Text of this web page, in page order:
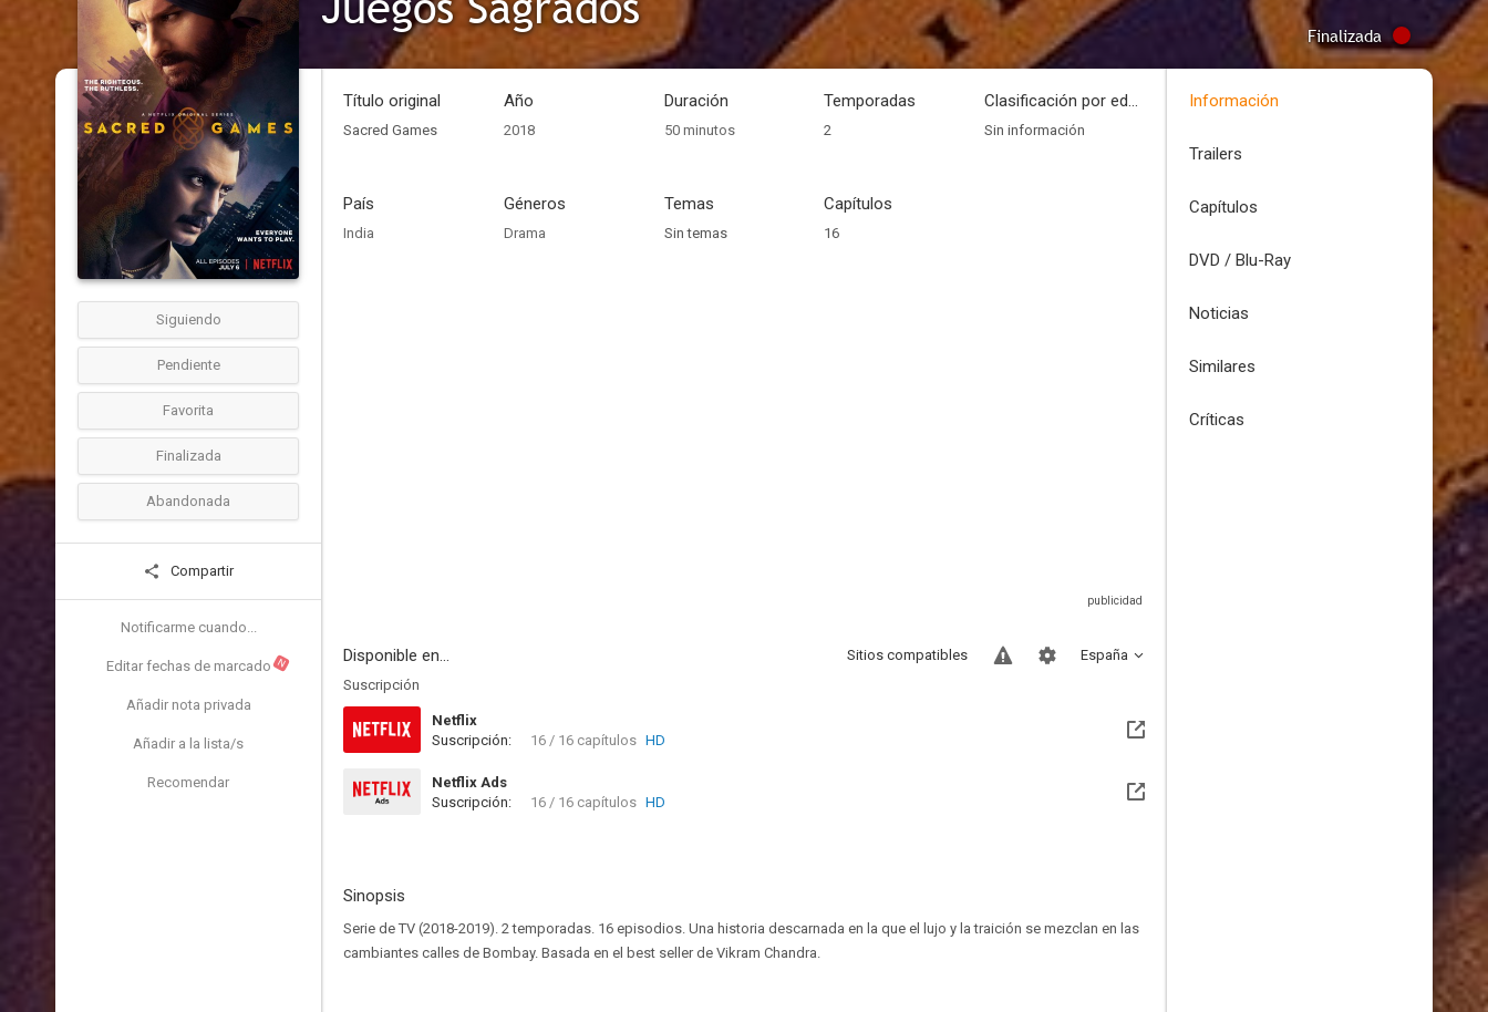
Finalizada
Siguiendo
Pendiente
Favorita
Finalizada
Abandonada
Compartir
Notificarme cuando...
Editar fechas de marcado N
Añadir nota privada
Añadir a la lista/s
Recomendar
Título original
Sacred Games
Año
2018
Duración
50 minutos
Temporadas
2
Clasificación por edades
Sin información
País
India
Géneros
Drama
Temas
Sin temas
Capítulos
16
Disponible en... España
Sitios compatibles
Suscripción
Netflix
Suscripción:
16 / 16 capítulos HD
Netflix Ads
Suscripción:
16 / 16 capítulos HD
Sinopsis
Serie de TV (2018-2019). 2 temporadas. 16 episodios. Una historia descarnada en la que el lujo y la traición se mezclan en las
cambiantes calles de Bombay. Basada en el best seller de Vikram Chandra.
Información
Trailers
Capítulos
DVD / Blu-Ray
Noticias
Similares
Críticas